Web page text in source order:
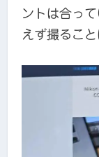
ントは合っ
えず撮ること